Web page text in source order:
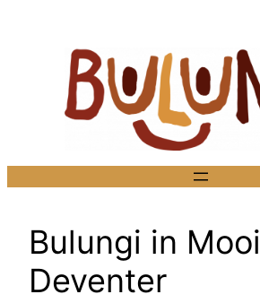
Bulungi in Mooi
Deventer